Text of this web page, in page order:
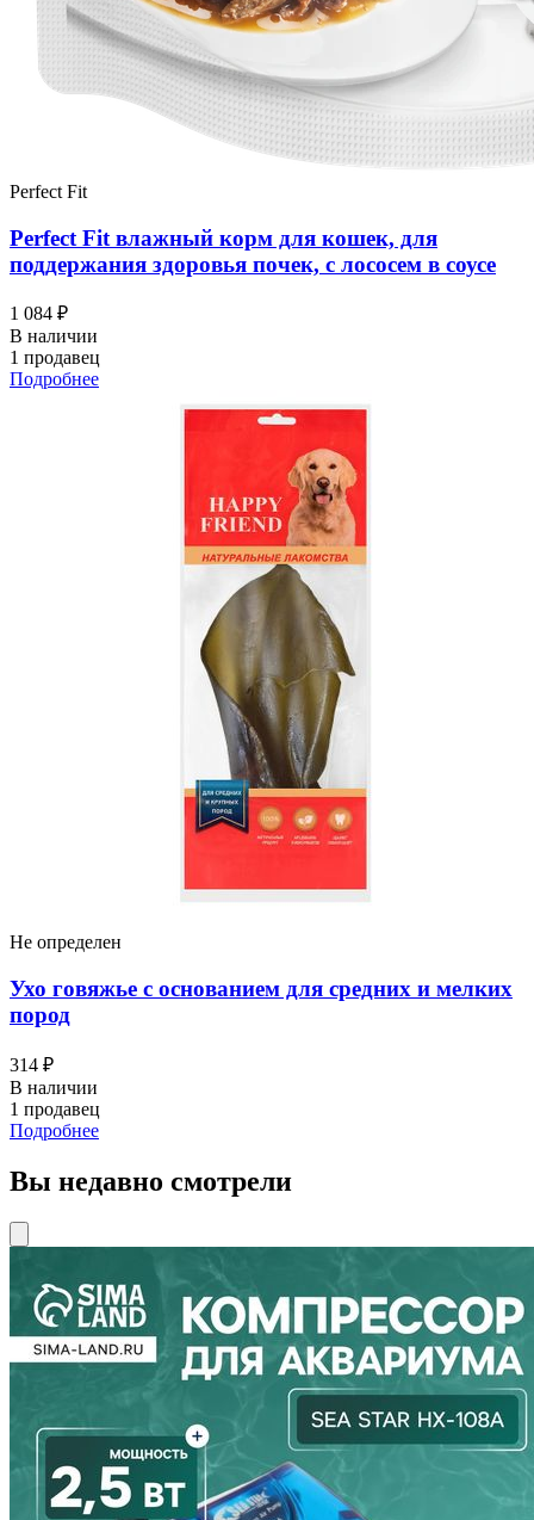
Perfect Fit
Perfect Fit влажный корм для кошек, для
поддержания здоровья почек, с лососем в соусе
1 084 ₽
В наличии
1 продавец
Подробнее
Не определен
Ухо говяжье с основанием для средних и мелких
пород
314 ₽
В наличии
1 продавец
Подробнее
Вы недавно смотрели